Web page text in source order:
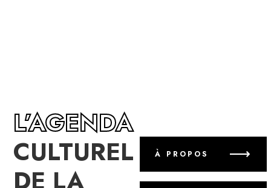
L’AGENDA
CULTUREL
DE LA
À PROPOS